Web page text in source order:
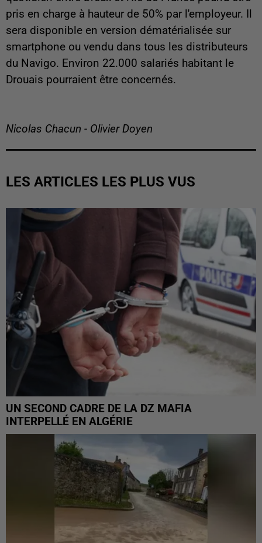
pris en charge à hauteur de 50% par l'employeur. Il
sera disponible en version dématérialisée sur
smartphone ou vendu dans tous les distributeurs
du Navigo. Environ 22.000 salariés habitant le
Drouais pourraient être concernés.
Nicolas Chacun - Olivier Doyen
LES ARTICLES LES PLUS VUS
UN SECOND CADRE DE LA DZ MAFIA
INTERPELLÉ EN ALGÉRIE